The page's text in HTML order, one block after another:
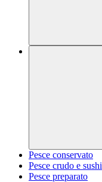
Pesce conservato
Pesce crudo e sushi
Pesce preparato